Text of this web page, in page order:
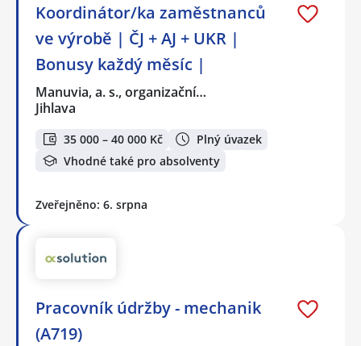
Koordinátor/ka zaměstnanců
ve výrobě | ČJ + AJ + UKR |
Bonusy každý měsíc |
Manuvia, a. s., organizační…
Jihlava
35 000 – 40 000 Kč
Plný úvazek
Vhodné také pro absolventy
Zveřejněno: 6. srpna
Pracovník údržby - mechanik
(A719)